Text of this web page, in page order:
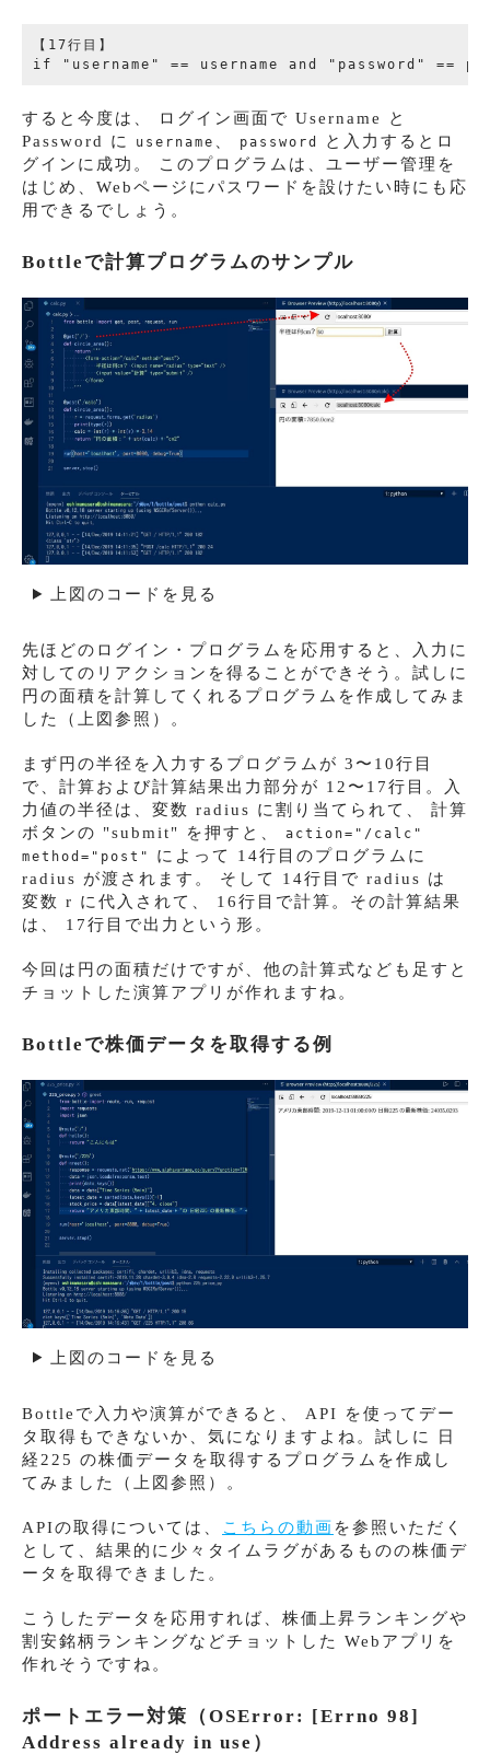
【17行目】
すると今度は、 ログイン画面で Username と
Password に
username password
と入力するとロ
グインに成功。 このプログラムは、ユーザー管理を
はじめ、Webページにパスワードを設けたい時にも応
用できるでしょう。
Bottleで計算プログラムのサンプル
上図のコードを見る
先ほどのログイン・プログラムを応用すると、入力に
対してのリアクションを得ることができそう。試しに
円の面積を計算してくれるプログラムを作成してみま
した（上図参照）。
まず円の半径を入力するプログラムが 3〜10行目
で、計算および計算結果出力部分が 12〜17行目。入
力値の半径は、変数 radius に割り当てられて、 計算
ボタンの "submit" を押すと、 action="/calc"
method="post"
によって 14行目のプログラムに
radius が渡されます。 そして 14行目で radius は
変数 r に代入されて、 16行目で計算。その計算結果
は、 17行目で出力という形。
今回は円の面積だけですが、他の計算式なども足すと
チョットした演算アプリが作れますね。
Bottleで株価データを取得する例
上図のコードを見る
Bottleで入力や演算ができると、 API を使ってデー
タ取得もできないか、気になりますよね。試しに 日
経225 の株価データを取得するプログラムを作成し
てみました（上図参照）。
APIの取得については、 こちらの動画 を参照いただく
として、結果的に少々タイムラグがあるものの株価デ
ータを取得できました。
こうしたデータを応用すれば、株価上昇ランキングや
割安銘柄ランキングなどチョットした Webアプリを
作れそうですね。
ポートエラー対策（OSError: [Errno 98]
Address already in use）